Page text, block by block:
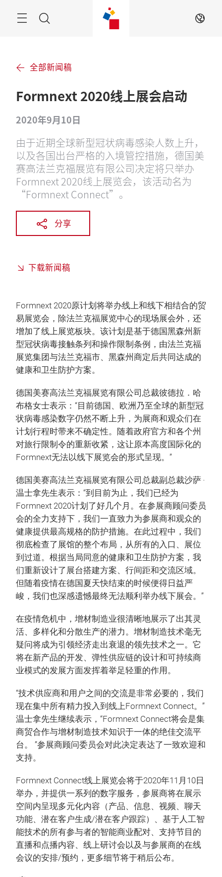
ZH
全部新闻稿
Formnext 2020线上展会启动
2020年9月10日
由于近期全球新型冠状病毒感染人数上升，
以及各国出台严格的入境管控措施，德国美
赛高法兰克福展览有限公司决定将只举办
Formnext 2020线上展览会，该活动名为
“Formnext Connect”。
分享
下载新闻稿
Formnext 2020原计划将举办线上和线下相结合的贸
易展览会，除法兰克福展览中心的现场展会外，还
增加了线上展览板块。该计划是基于德国黑森州新
型冠状病毒接触条列和操作限制条例，由法兰克福
展览集团与法兰克福市、黑森州商定后共同达成的
健康和卫生防护方案。
德国美赛高法兰克福展览有限公司总裁彼德拉．哈
布格女士表示：“目前德国、欧洲乃至全球的新型冠
状病毒感染数字仍然不断上升，为展商和观众们在
计划行程时带来不确定性。随着政府官方和各个州
对旅行限制令的重新收紧，这让原本高度国际化的
Formnext无法以线下展览会的形式呈现。”
德国美赛高法兰克福展览有限公司总裁副总裁沙萨 ‧
温士拿先生表示：“到目前为止，我们已经为
Formnext 2020计划了好几个月。在参展商顾问委员
会的全力支持下，我们一直致力为参展商和观众的
健康提供最高规格的防护措施。在此过程中，我们
彻底检查了展馆的整个布局，从所有的入口、展位
到过道。根据当局同意的健康和卫生防护方案，我
们重新设计了展台搭建方案、行间距和交流区域。
但随着疫情在德国夏天快结束的时候便得日益严
峻，我们也深感遗憾最终无法顺利举办线下展会。”
在疫情危机中，增材制造业很清晰地展示了出其灵
活、多样化和分散生产的潜力。增材制造技术毫无
疑问将成为引领经济走出衰退的领先技术之一。它
将在新产品的开发、弹性供应链的设计和可持续商
业模式的发展方面发挥着举足轻重的作用。
“技术供应商和用户之间的交流是非常必要的，我们
现在集中所有精力投入到线上Formnext Connect。”
温士拿先生继续表示，“Formnext Connect将会是集
商贸合作与增材制造技术知识于一体的绝佳交流平
台。 ”参展商顾问委员会对此决定表达了一致欢迎和
支持。
Formnext Connect线上展览会将于2020年11月10日
举办，并提供一系列的数字服务，参展商将在展示
空间内呈现多元化内容（产品、信息、视频、聊天
功能、潜在客户生成/潜在客户跟踪）、基于人工智
能技术的所有参与者的智能商业配对、支持节目的
直播和点播内容、线上研讨会以及与参展商的在线
会议的安排/预约，更多细节将于稍后公布。